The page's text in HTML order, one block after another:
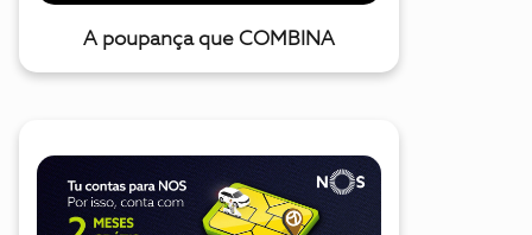
A poupança que COMBINA